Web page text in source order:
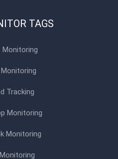
TAGS
Monitoring
Tracking
Monitoring
Monitoring